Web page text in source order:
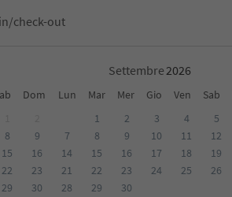
check-out
Settembre
Dom Lun Mar Mer Gio Ven Sab
8
9
15
16
22
23
29
30
1 2 3 4 5
7
8 9 10 11 12
14
15 16 17 18 19
21
22 23 24 25 26
28
29 30
Alloggi sostenibili